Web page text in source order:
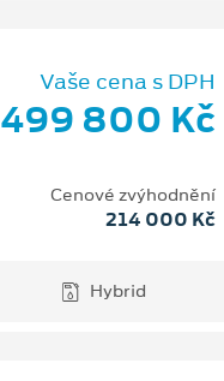
Vaše cena s DPH
499 800 Kč
Cenové zvýhodnění
214 000 Kč
Hybrid